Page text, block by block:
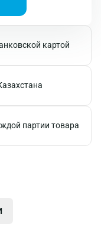
картой
партии товара